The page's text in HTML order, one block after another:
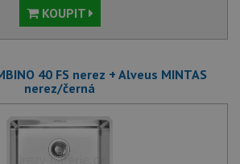
KOUPIT
40 FS nerez + Alveus MINTAS
nerez/černá